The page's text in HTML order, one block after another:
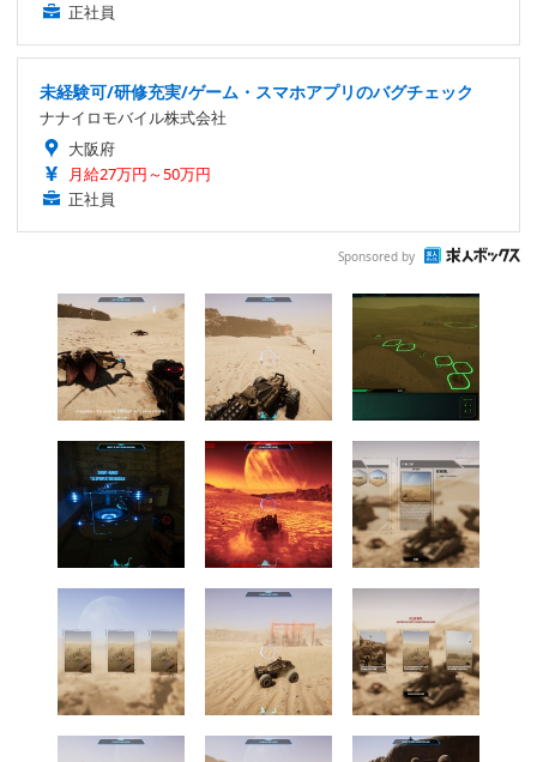
正社員
未経験可/研修充実/ゲーム・スマホアプリのバグチェック
ナナイロモバイル株式会社
大阪府
月給27万円～50万円
正社員
Sponsored by